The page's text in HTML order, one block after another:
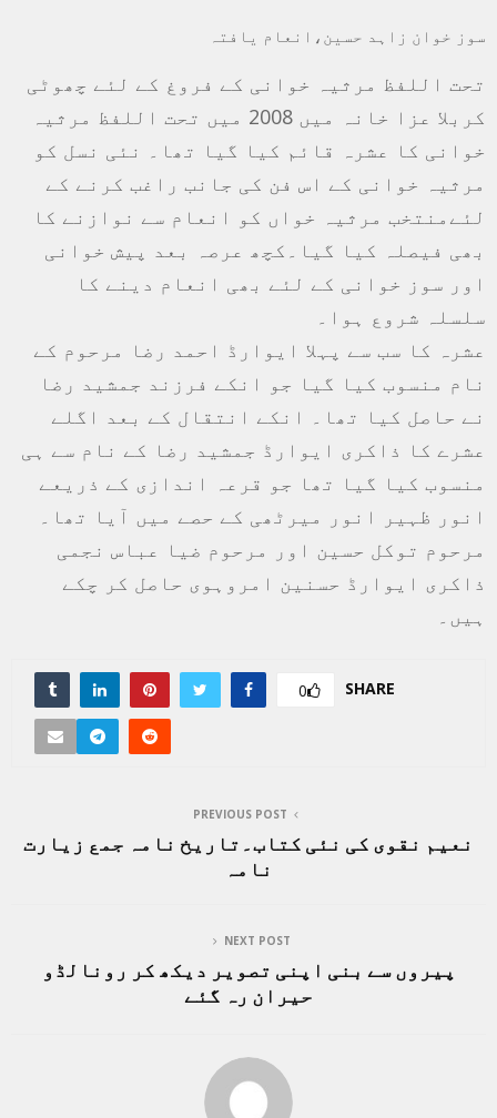
سوز خوان زاہد حسین،انعام یافتہ
تحت اللفظ مرثیہ خوانی کے فروغ کے لئے چھوٹی
کربلا عزا خانہ میں 2008 میں تحت اللفظ مرثیہ
خوانی کا عشرہ قائم کیا گیا تھا۔ نئی نسل کو
مرثیہ خوانی کے اس فن کی جانب راغب کرنے کے
لئےمنتخب مرثیہ خواں کو انعام سے نوازنے کا
بھی فیصلہ کیا گیا۔کچھ عرصہ بعد پیش خوانی
اور سوز خوانی کے لئے بھی انعام دینے کا
سلسلہ شروع ہوا۔
عشرہ کا سب سے پہلا ایوارڈ احمد رضا مرحوم کے
نام منسوب کیا گیا جو انکے فرزند جمشید رضا
نے حاصل کیا تھا۔ انکے انتقال کے بعد اگلے
عشرے کا ذاکری ایوارڈ جمشید رضا کے نام سے ہی
منسوب کیا گیا تھا جو قرعہ اندازی کے ذریعے
انور ظہیر انور میرٹھی کے حصے میں آیا تھا۔
مرحوم توکل حسین اور مرحوم ضیا عباس نجمی
ذاکری ایوارڈ حسنین امروہوی حاصل کر چکے
ہیں۔
SHARE
0
PREVIOUS POST
نعیم نقوی کی نئی کتاب۔تاریخ نامہ جمع زیارت
نامہ
NEXT POST
پیروں سے بنی اپنی تصویر دیکھ کر رونالڈو
حیران رہ گئے